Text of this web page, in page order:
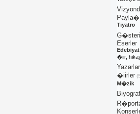
Tiyatro
Eserler
Edebiyat
�iir,
Yazarlar
�iirler
M�zik